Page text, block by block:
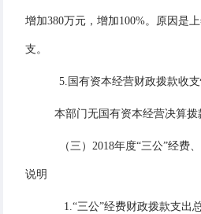
增加380万元，增加100%。原因是
支。
5.国有资本经营财政拨款收支
本部门无国有资本经营决算拨
（三）2018年度“三公”经费
说明
1.“三公”经费财政拨款支出